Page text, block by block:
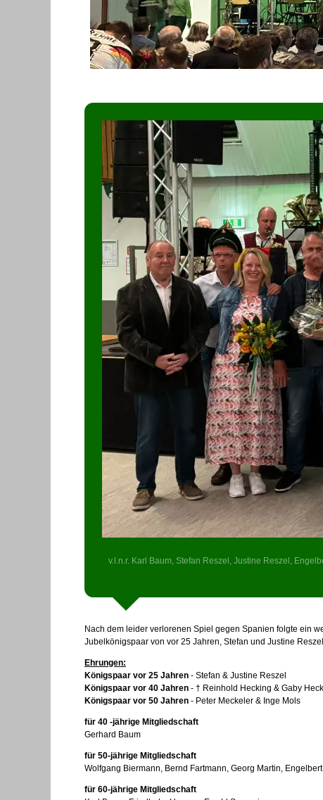
v.l.n.r. Karl Baum, Stefan Reszel, Justine Reszel,
Nach dem leider verlorenen Spiel gegen Spanien folgte ein
Jubelkönigspaar von vor 25 Jahren, Stefan und Justine
Ehrungen:
Königspaar vor 25 Jahren - Stefan & Justine Reszel
Königspaar vor 40 Jahren - † Reinhold Hecking & Gaby
Königspaar vor 50 Jahren - Peter Meckeler & Inge Mols
für 40 -jährige Mitgliedschaft
Gerhard Baum
für 50-jährige Mitgliedschaft
Wolfgang Biermann, Bernd Fartmann, Georg Martin,
für 60-jährige Mitgliedschaft